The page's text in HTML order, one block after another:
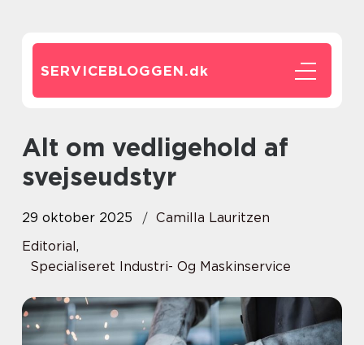
SERVICEBLOGGEN.dk
Alt om vedligehold af
svejseudstyr
29 oktober 2025
Camilla Lauritzen
Editorial,
Specialiseret Industri- Og Maskinservice